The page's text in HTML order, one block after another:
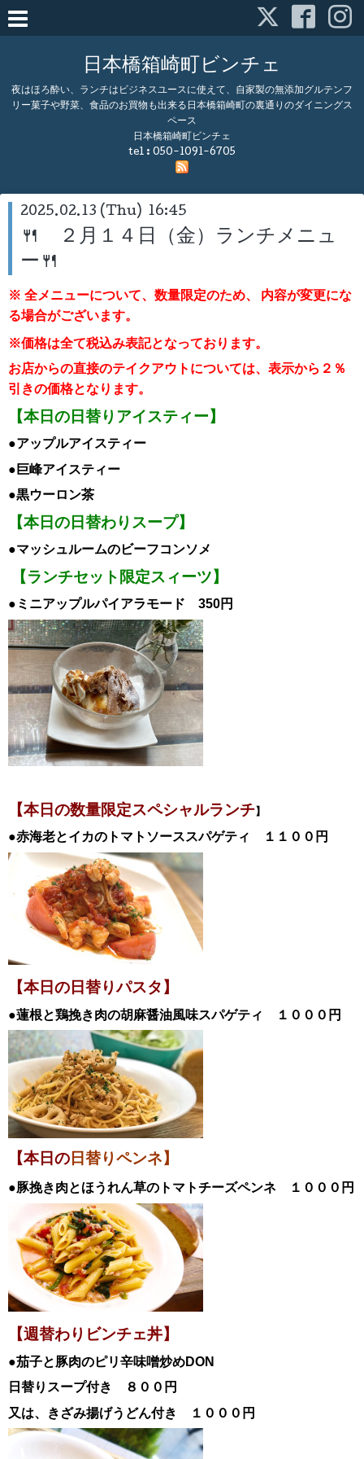
日本橋箱崎町ビンチェ
夜はほろ酔い、ランチはビジネスユースに使えて、自家製の無添加グルテンフ
リー菓子や野菜、食品のお買物も出来る日本橋箱崎町の裏通りのダイニングス
ペース
日本橋箱崎町ビンチェ
tel : 050-1091-6705
2025.02.13 (Thu) 16:45
🍴 ２月１４日（金）ランチメニュ
ー🍴
※ 全メニューについて、数量限定のため、
内容が変更にな
る場合がございます。
※価格は全て税込み表記となっております。
お店からの直接のテイクアウトについては、表示から２％
引きの価格となります。
【本日の日替りアイスティー】
●アップルアイスティー
●巨峰アイスティー
●黒ウーロン茶
【本日の日替わりスープ】
●マッシュルームのビーフコンソメ
【ランチセット限定スィーツ】
●ミニアップルパイアラモード 350円
【本日の数量限定スペシャルランチ】
●赤海老とイカのトマトソーススパゲティ １１０ ０円
【本日の日替りパスタ】
●蓮根と鶏挽き肉の胡麻醤油風味スパゲティ １０００ 円
【本日の 日替りペンネ】
●豚挽き肉とほうれん草のトマトチーズペンネ １０００円
【週替わりビンチェ丼】
●茄子と豚肉のピリ辛味噌炒めDON
日替りスープ付き ８００円
又は、きざみ揚げうどん付き １０００円